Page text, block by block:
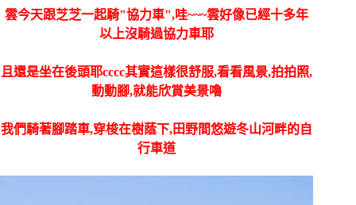
雲今天跟芝芝一起騎"協力車",哇~~~雲好像已經十多年
以上沒騎過協力車耶
且還是坐在後頭耶cccc其實這樣很舒服,看看風景,拍拍照,
動動腳,就能欣賞美景嚕
我們騎著腳踏車,穿梭在樹蔭下,田野間悠遊冬山河畔的自
行車道